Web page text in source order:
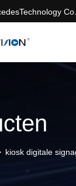
kiosk digitale